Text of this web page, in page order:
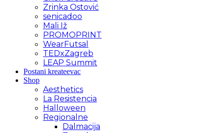
Zrinka Ostović
senicadoo
Mali Iž
PROMOPRINT
WearFutsal
TEDxZagreb
LEAP Summit
Postani kreateevac
Shop
Aesthetics
La Resistencia
Halloween
Regionalne
Dalmacija